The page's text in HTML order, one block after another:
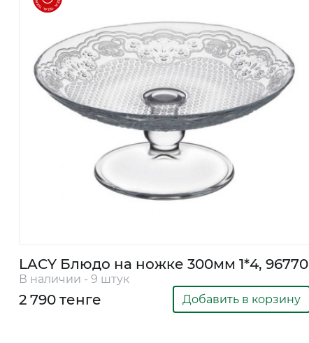
и декор
Бытовая
химия
Бытовая
техника
LACY Блюдо на ножке 300мм 1*4, 96770
В наличии - 9 штук
2 790 тенге Добавить в корзину